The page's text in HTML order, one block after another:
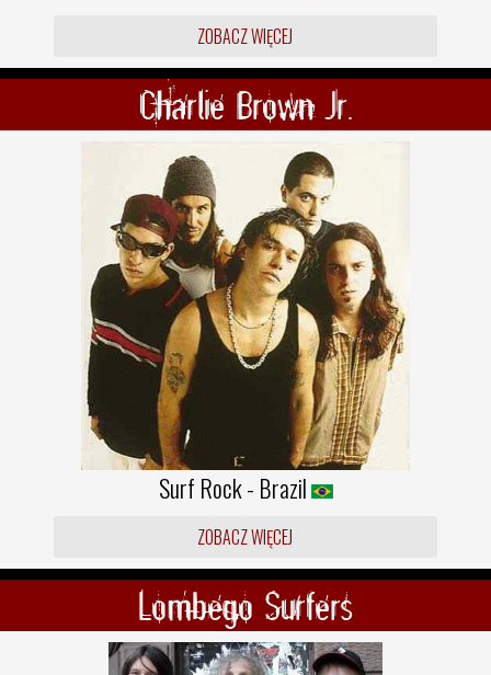
ZOBACZ WIĘCEJ
Charlie Brown Jr.
Surf Rock - Brazil
ZOBACZ WIĘCEJ
Lombego Surfers